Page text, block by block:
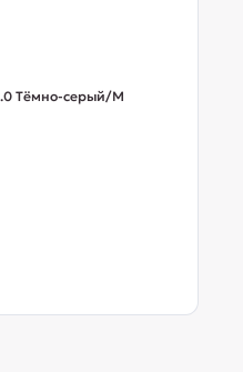
Тёмно-серый/M